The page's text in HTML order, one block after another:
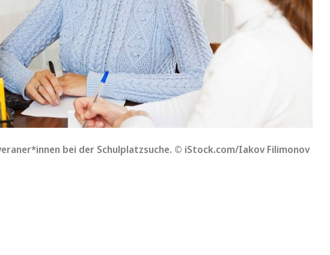
bei der Schulplatzsuche. © iStock.com/Iakov Filimonov